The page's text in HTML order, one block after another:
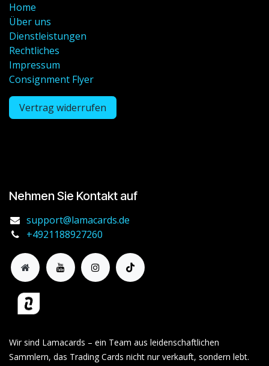
Home
Über uns
Dienstleistungen
Rechtliches
Impressum
Consignment Flyer
Vertrag widerrufen
Nehmen Sie Kontakt auf
support@lamacards.de
+4921188927260
Wir sind Lamacards – ein Team aus leidenschaftlichen
Sammlern, das Trading Cards nicht nur verkauft, sondern lebt.